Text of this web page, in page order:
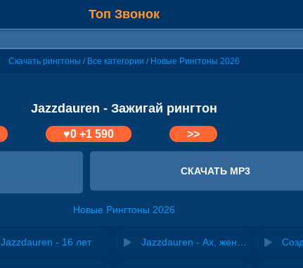
Топ Звонок
Скачать рингтоны / Все категории / Новые Рингтоны 2026
Jazzdauren - Зажигай рингтон
♥0 +1 590 >>
СКАЧАТЬ MP3
Новые Рингтоны 2026
Jazzdauren - 16 лет